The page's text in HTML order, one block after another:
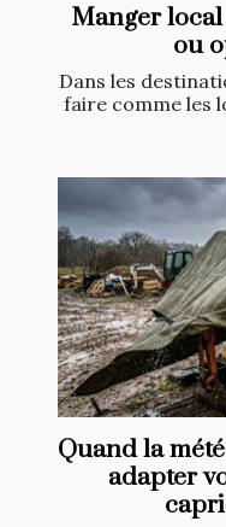
Manger local
ou
Dans les
faire comme les
Quand la
adapter